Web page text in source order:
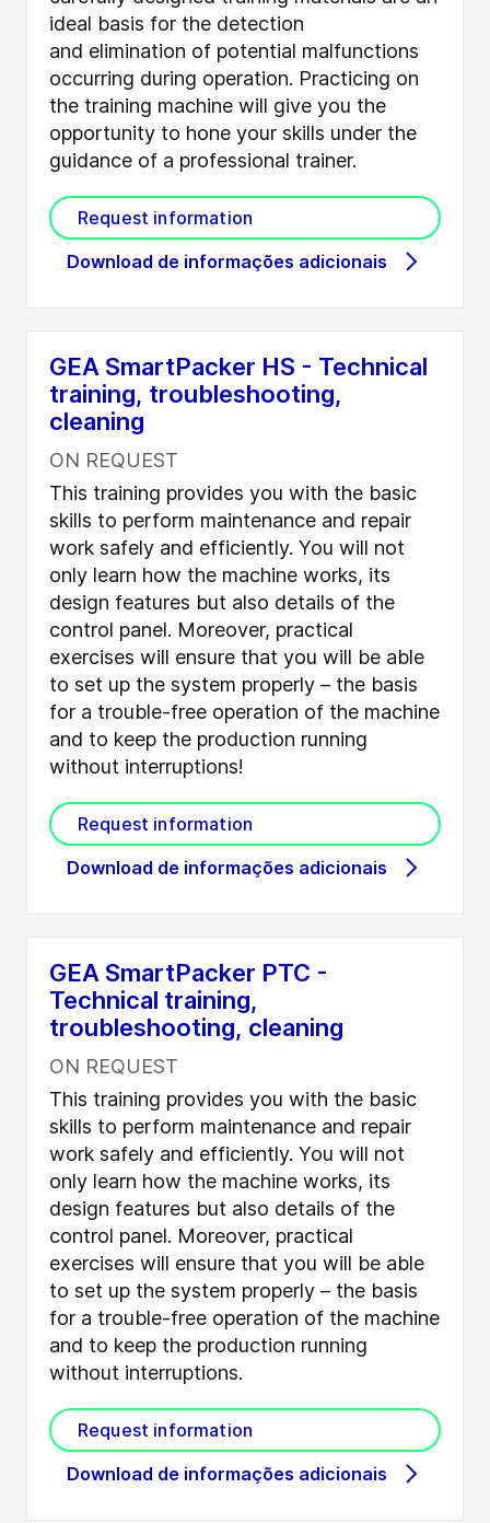
ideal basis for the detection
and elimination of potential malfunctions
occurring during operation. Practicing on
the training machine will give you the
opportunity to hone your skills under the
guidance of a professional trainer.
Request information
Download de informações adicionais
GEA SmartPacker HS - Technical
training, troubleshooting,
cleaning
ON REQUEST
This training provides you with the basic
skills to perform maintenance and repair
work safely and efficiently. You will not
only learn how the machine works, its
design features but also details of the
control panel. Moreover, practical
exercises will ensure that you will be able
to set up the system properly – the basis
for a trouble-free operation of the machine
and to keep the production running
without interruptions!
Request information
Download de informações adicionais
GEA SmartPacker PTC -
Technical training,
troubleshooting, cleaning
ON REQUEST
This training provides you with the basic
skills to perform maintenance and repair
work safely and efficiently. You will not
only learn how the machine works, its
design features but also details of the
control panel. Moreover, practical
exercises will ensure that you will be able
to set up the system properly – the basis
for a trouble-free operation of the machine
and to keep the production running
without interruptions.
Request information
Download de informações adicionais